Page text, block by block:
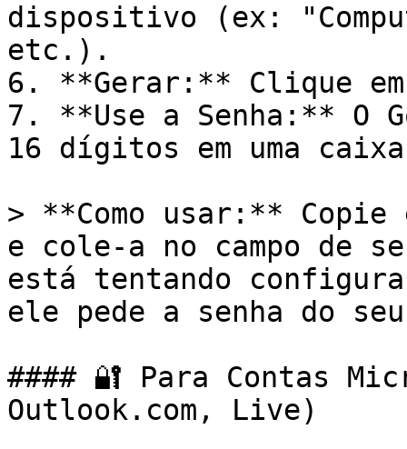
dispositivo (ex:
etc.).
6. **Gerar:** Clique
7. **Use a Senha:** O
16 dígitos em uma
> **Como usar:** Copie
e cole-a no campo de
está tentando
ele pede a senha do
#### 🔐 Para Contas
Outlook.com, Live)